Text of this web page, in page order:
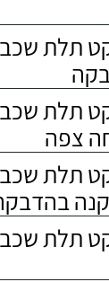
תלת
צפה
תלת
תלת